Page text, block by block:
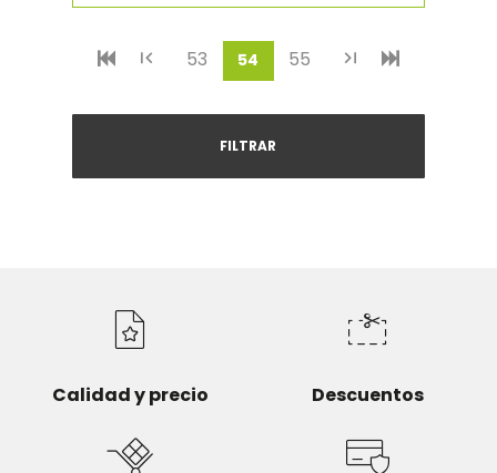
53 54 (current)
55
FILTRAR
Calidad y precio Descuentos